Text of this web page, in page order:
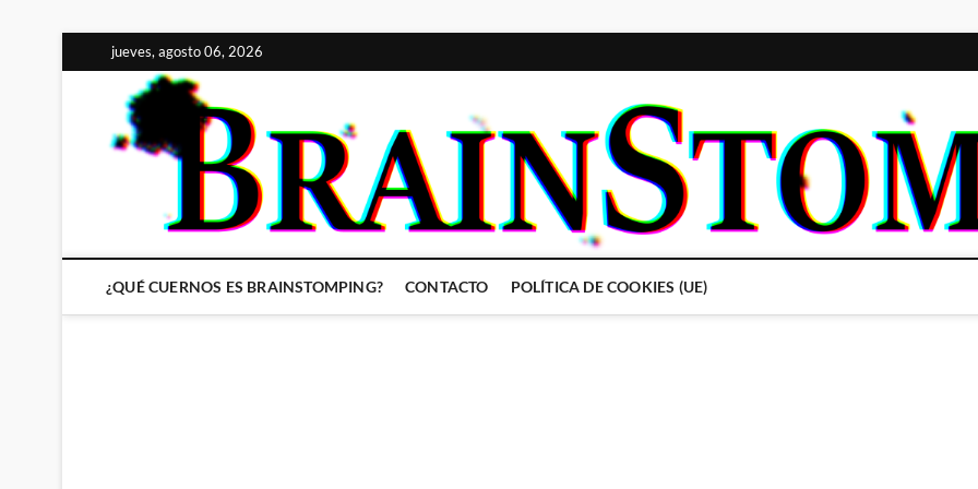
al
contenido
jueves, agosto 06, 2026
¿QUÉ CUERNOS ES BRAINSTOMPING? CONTACTO POLÍTICA DE COOKIES (UE)